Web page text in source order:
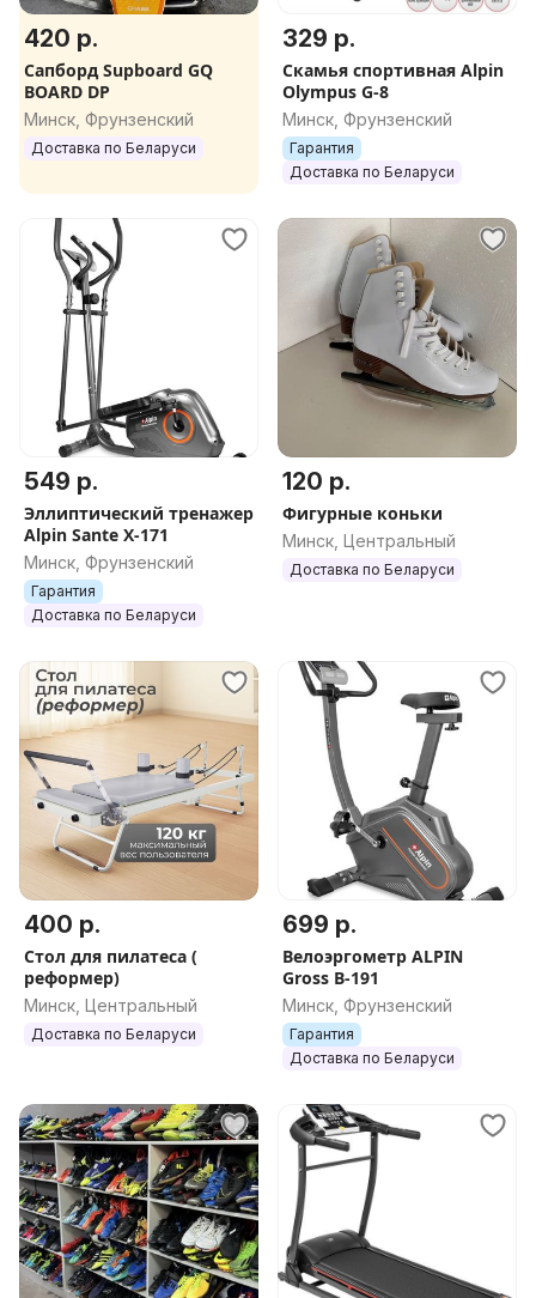
420 р.
Сапборд Supboard GQ
BOARD DP
Минск, Фрунзенский
Доставка по Беларуси
329 р.
Скамья спортивная Alpin
Olympus G-8
Минск, Фрунзенский
Гарантия
Доставка по Беларуси
549 р.
Эллиптический тренажер
Alpin Sante X-171
Минск, Фрунзенский
Гарантия
Доставка по Беларуси
120 р.
Фигурные коньки
Минск, Центральный
Доставка по Беларуси
400 р.
Стол для пилатеса (
реформер)
Минск, Центральный
Доставка по Беларуси
699 р.
Велоэргометр ALPIN
Gross B-191
Минск, Фрунзенский
Гарантия
Доставка по Беларуси